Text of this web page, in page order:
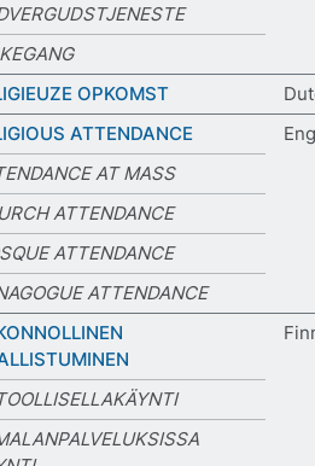
OPKOMST
ATTENDANCE
AT MASS
ATTENDANCE
ATTENDANCE
ATTENDANCE